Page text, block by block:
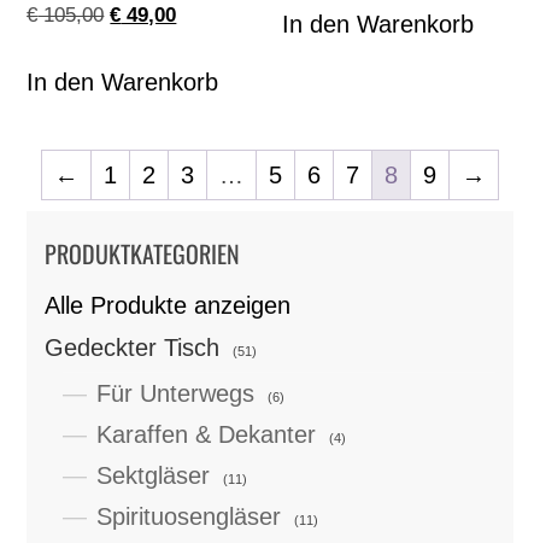
PRODUKTKATEGORIEN
Alle Produkte anzeigen
Gedeckter Tisch
(51)
Für Unterwegs (6)
Karaffen & Dekanter (4)
Sektgläser (11)
Spirituosengläser (11)
€105,00 € 49,00
In den Warenkorb
In den Warenkorb
← 1 2 3 … 5 6 7 8 9 →